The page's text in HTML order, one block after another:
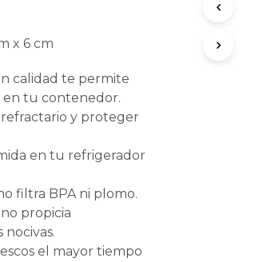
x 6 cm
calidad te permite
tu contenedor.
refractario y proteger
en tu refrigerador
filtra BPA ni plomo.
propicia
el mayor tiempo